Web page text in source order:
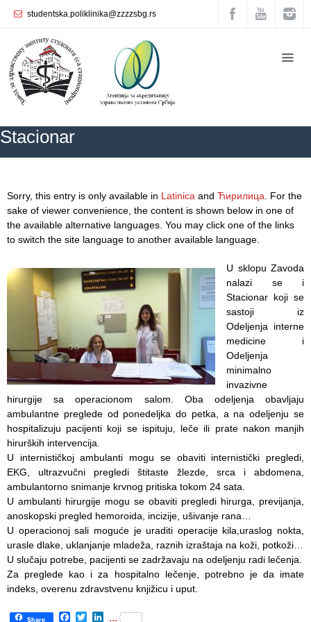
studentska.poliklinika@zzzzsbg.rs
Stacionar
Sorry, this entry is only available in Latinica and Ћирилица . For the
sake of viewer convenience, the content is shown below in one of
the available alternative languages. You may click one of the links
to switch the site language to another available language.
U sklopu Zavoda
nalazi se i
Stacionar koji se
sastoji iz
Odelјenja interne
medicine i
Odelјenja
minimalno
invazivne
hirurgije sa operacionom salom. Oba odelјenja obavlјaju
ambulantne preglede od ponedelјka do petka, a na odelјenju se
hospitalizuju pacijenti koji se ispituju, leče ili prate nakon manjih
hirurških intervencija.
U internističkoj ambulanti mogu se obaviti internistički pregledi,
EKG, ultrazvučni pregledi štitaste žlezde, srca i abdomena,
ambulantorno snimanje krvnog pritiska tokom 24 sata.
U ambulanti hirurgije mogu se obaviti pregledi hirurga, previjanja,
anoskopski pregled hemoroida, incizije, ušivanje rana…
U operacionoj sali moguće je uraditi operacije kila,uraslog nokta,
urasle dlake, uklanjanje mladeža, raznih izraštaja na koži, potkoži…
U slučaju potrebe, pacijenti se zadržavaju na odelјenju radi lečenja.
Za preglede kao i za hospitalno lečenje, potrebno je da imate
indeks, overenu zdravstvenu knjižicu i uput.
Share Facebook
TwitterLinkedIn
...
Home
About
us
organization
Department
for
Women’s
Dental
Care
Department
for
Specialist
consultation
Department
for
Healthcare
promotion
and
prevention
Department
for Medical
diagnostics
Stacionar
of